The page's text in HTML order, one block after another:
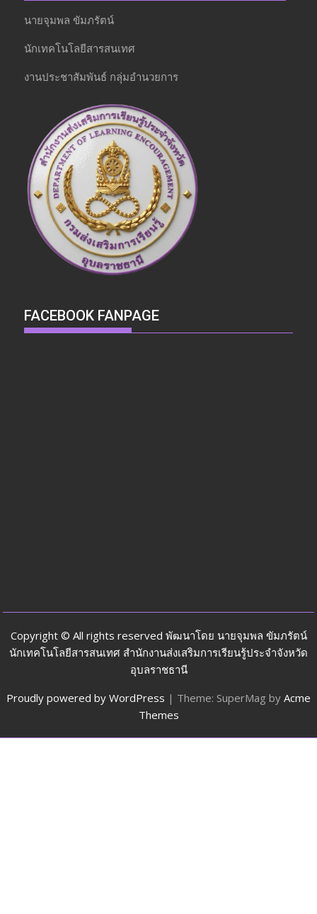
นายจุมพล ขัมภรัตน์
นักเทคโนโลยีสารสนเทศ
งานประชาสัมพันธ์ กลุ่มอำนวยการ
FACEBOOK FANPAGE
Copyright © All rights reserved พัฒนาโดย นายจุมพล ขัมภรัตน์
นักเทคโนโลยีสารสนเทศ สำนักงานส่งเสริมการเรียนรู้ประจำจังหวัด
อุบลราชธานี
Proudly powered by WordPress | Theme: SuperMag by Acme
Themes